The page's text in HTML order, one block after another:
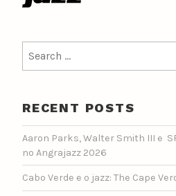
for:
RECENT POSTS
Aaron Parks, Walter Smith III e
no Angrajazz 2026
Cabo Verde e o jazz: The Cape